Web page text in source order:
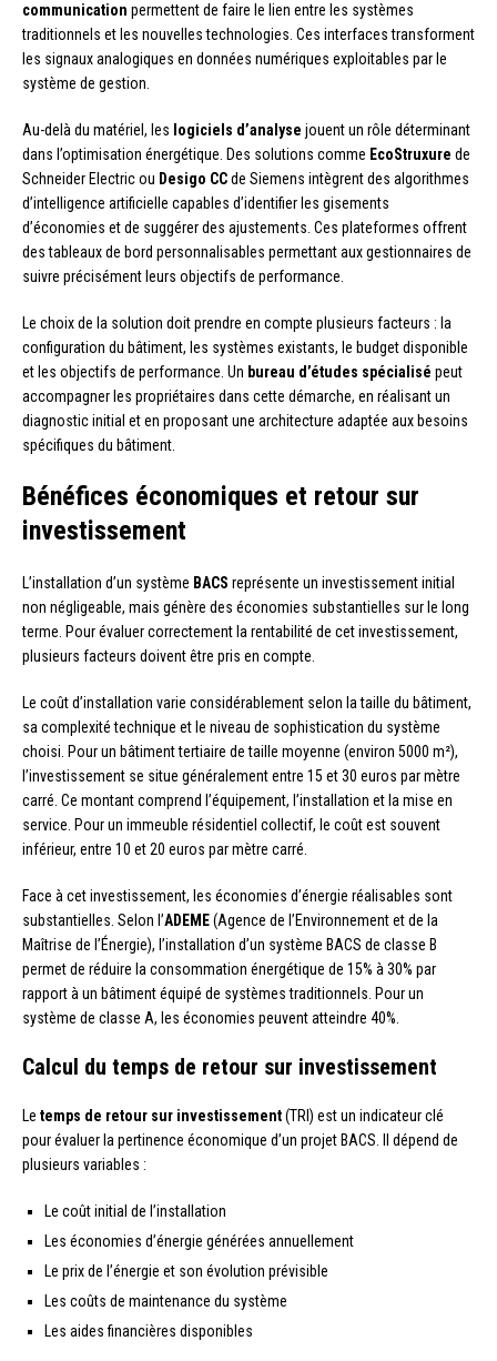
communication permettent de faire le lien entre les systèmes
traditionnels et les nouvelles technologies. Ces interfaces transforment
les signaux analogiques en données numériques exploitables par le
système de gestion.
Au-delà du matériel, les logiciels d’analyse jouent un rôle déterminant
dans l’optimisation énergétique. Des solutions comme EcoStruxure de
Schneider Electric ou Desigo CCde Siemens intègrent des algorithmes
d’intelligence artificielle capables d’identifier les gisements
d’économies et de suggérer des ajustements. Ces plateformes offrent
des tableaux de bord personnalisables permettant aux gestionnaires de
suivre précisément leurs objectifs de performance.
Le choix de la solution doit prendre en compte plusieurs facteurs : la
configuration du bâtiment, les systèmes existants, le budget disponible
et les objectifs de performance. Un bureau d’études spécialisé peut
accompagner les propriétaires dans cette démarche, en réalisant un
diagnostic initial et en proposant une architecture adaptée aux besoins
spécifiques du bâtiment.
Bénéfices économiques et retour sur
investissement
L’installation d’un système BACS représente un investissement initial
non négligeable, mais génère des économies substantielles sur le long
terme. Pour évaluer correctement la rentabilité de cet investissement,
plusieurs facteurs doivent être pris en compte.
Le coût d’installation varie considérablement selon la taille du bâtiment,
sa complexité technique et le niveau de sophistication du système
choisi. Pour un bâtiment tertiaire de taille moyenne (environ 5000 m²),
l’investissement se situe généralement entre 15 et 30 euros par mètre
carré. Ce montant comprend l’équipement, l’installation et la mise en
service. Pour un immeuble résidentiel collectif, le coût est souvent
inférieur, entre 10 et 20 euros par mètre carré.
Face à cet investissement, les économies d’énergie réalisables sont
substantielles. Selon l’ADEME(Agence de l’Environnement et de la
Maîtrise de l’Énergie), l’installation d’un système BACS de classe B
permet de réduire la consommation énergétique de 15% à 30% par
rapport à un bâtiment équipé de systèmes traditionnels. Pour un
système de classe A, les économies peuvent atteindre 40%.
Calcul du temps de retour sur investissement
Le temps de retour sur investissement(TRI) est un indicateur clé
pour évaluer la pertinence économique d’un projet BACS. Il dépend de
plusieurs variables :
Le coût initial de l’installation
Les économies d’énergie générées annuellement
Le prix de l’énergie et son évolution prévisible
Les coûts de maintenance du système
Les aides financières disponibles